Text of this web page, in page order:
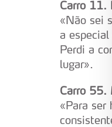
Carro 11.
«Não sei
a
Perdi a
lugar».
Carro 55.
«Para ser